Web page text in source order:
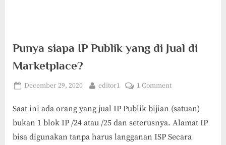
Punya siapa IP Publik yang di Jual di
Marketplace?
Posted
December 29, 2020 By
editor1 1 Commenton
siapa
IP
Saat ini ada orang yang jual IP Publik bijian (satuan)
bukan 1 blok IP /24 atau /25 dan seterusnya. Alamat IP
bisa digunakan tanpa harus langganan ISP Secara